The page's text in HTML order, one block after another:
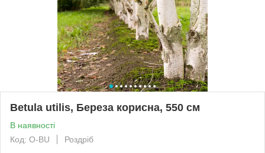
Betula utilis, Береза корисна, 550 см
В наявності
Код: O-BU
Роздріб